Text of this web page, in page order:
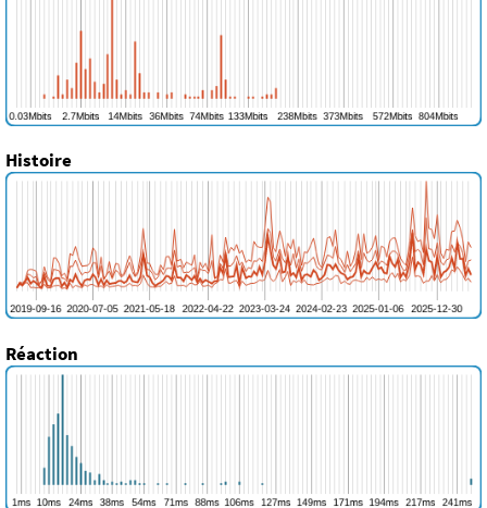
Histoire
Réaction